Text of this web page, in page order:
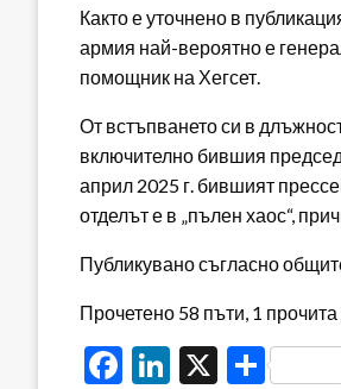
Както е уточнено в
армия най-вероятно е
помощник на Хегсет.
От встъпването си в
включително бившия
април 2025 г. бившият
отделът е в „пълен хаос“,
Публикувано съгласно
Прочетено 58 пъти, 1
Facebook
LinkedIn
X